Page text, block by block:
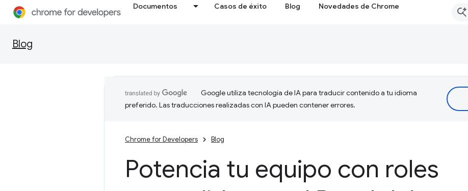
Documentos Casos de éxito Blog Novedades de Chrome
Blog
Google utiliza tecnología de IA para traducir contenido a tu idioma
preferido. Las traducciones realizadas con IA pueden contener errores.
Chrome for Developers Blog
Potencia tu equipo con roles